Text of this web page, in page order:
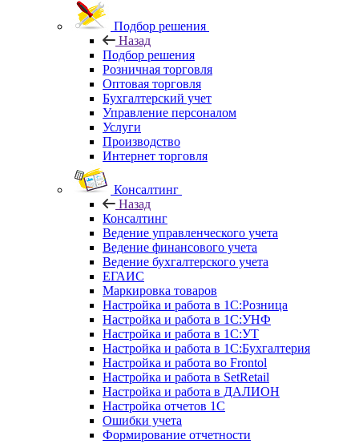
Подбор решения
Назад
Подбор решения
Розничная торговля
Оптовая торговля
Бухгалтерский учет
Управление персоналом
Услуги
Производство
Интернет торговля
Консалтинг
Назад
Консалтинг
Ведение управленческого учета
Ведение финансового учета
Ведение бухгалтерского учета
ЕГАИС
Маркировка товаров
Настройка и работа в 1С:Розница
Настройка и работа в 1С:УНФ
Настройка и работа в 1С:УТ
Настройка и работа в 1С:Бухгалтерия
Настройка и работа во Frontol
Настройка и работа в SetRetail
Настройка и работа в ДАЛИОН
Настройка отчетов 1С
Ошибки учета
Формирование отчетности